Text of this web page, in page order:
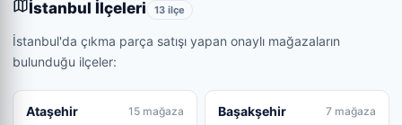
İstanbul İlçeleri 13 ilçe
İstanbul'da çıkma parça satışı yapan onaylı mağazaların
bulunduğu ilçeler:
Ataşehir 15 mağaza Başakşehir 7 mağaza